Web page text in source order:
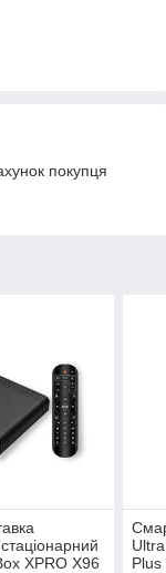
покупця
XPRO X96